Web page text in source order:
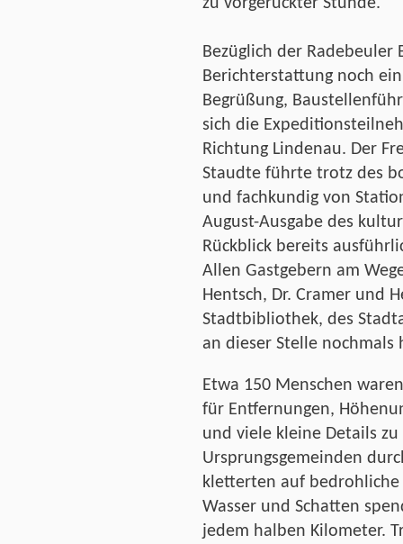
Bezüglich der Radebeuler
Berichterstattung noch
Begrüßung,
sich die
Richtung Lindenau. Der
Staudte führte trotz des
und fachkundig von
August-Ausgabe des
Rückblick bereits
Allen Gastgebern am
Hentsch, Dr. Cramer und
Stadtbibliothek, des
an dieser Stelle nochmals
Etwa 150 Menschen
für Entfernungen,
und viele kleine Details
Ursprungsgemeinden
kletterten auf bedrohliche
Wasser und Schatten
jedem halben Kilometer.